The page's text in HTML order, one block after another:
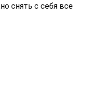
снять с себя все